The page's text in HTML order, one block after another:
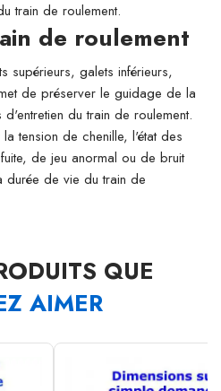
train de roulement.
de roulement
supérieurs, galets inférieurs,
de préserver le guidage de la
du train de roulement.
tension de chenille, l'état des
de jeu anormal ou de bruit
durée de vie du train de
QUE
AIMER